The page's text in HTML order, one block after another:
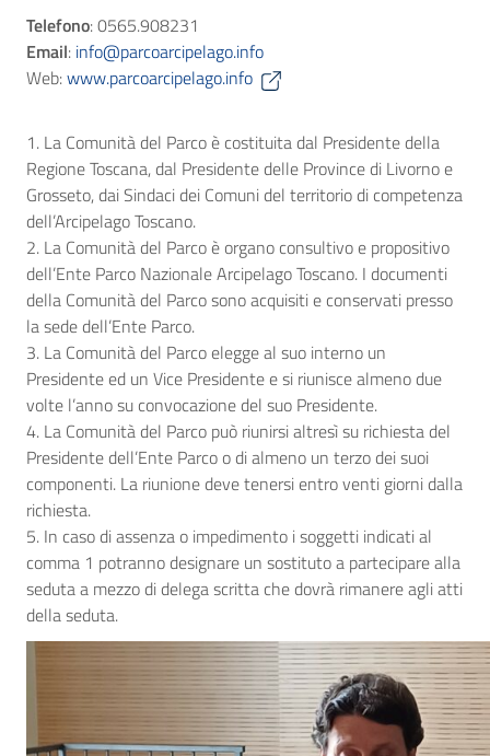
Telefono: 0565.908231
Email: info@parcoarcipelago.info
Web:www.parcoarcipelago.info
1. La Comunità del Parco è costituita dal Presidente della
Regione Toscana, dal Presidente delle Province di Livorno e
Grosseto, dai Sindaci dei Comuni del territorio di competenza
dell’Arcipelago Toscano.
2. La Comunità del Parco è organo consultivo e propositivo
dell’Ente Parco Nazionale Arcipelago Toscano. I documenti
della Comunità del Parco sono acquisiti e conservati presso
la sede dell’Ente Parco.
3. La Comunità del Parco elegge al suo interno un
Presidente ed un Vice Presidente e si riunisce almeno due
volte l’anno su convocazione del suo Presidente.
4. La Comunità del Parco può riunirsi altresì su richiesta del
Presidente dell’Ente Parco o di almeno un terzo dei suoi
componenti. La riunione deve tenersi entro venti giorni dalla
richiesta.
5. In caso di assenza o impedimento i soggetti indicati al
comma 1 potranno designare un sostituto a partecipare alla
seduta a mezzo di delega scritta che dovrà rimanere agli atti
della seduta.